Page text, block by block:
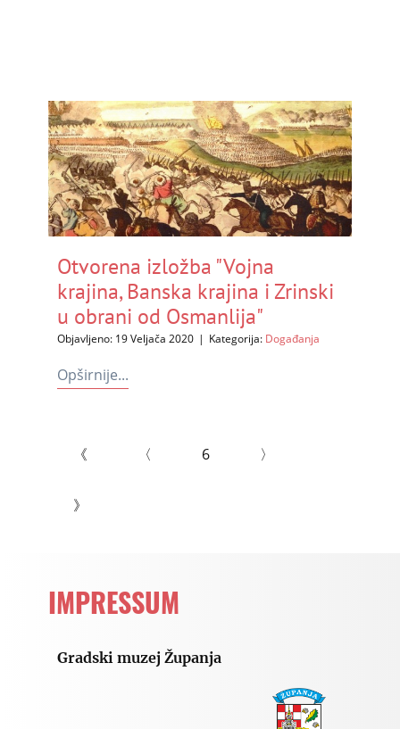
Otvorena izložba "Vojna
krajina, Banska krajina i Zrinski
u obrani od Osmanlija"
Objavljeno: 19 Veljača 2020 Kategorija: Događanja
Opširnije...
《 〈 6 〉
》
IMPRESSUM
Gradski muzej Županja